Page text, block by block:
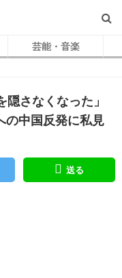
芸能・音楽
さなくなった」
の中国反発に私見
送る